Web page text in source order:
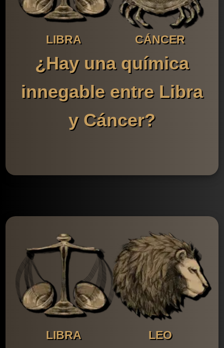
LIBRA CÁNCER
¿Hay una química
innegable entre Libra
y Cáncer?
LIBRA LEO